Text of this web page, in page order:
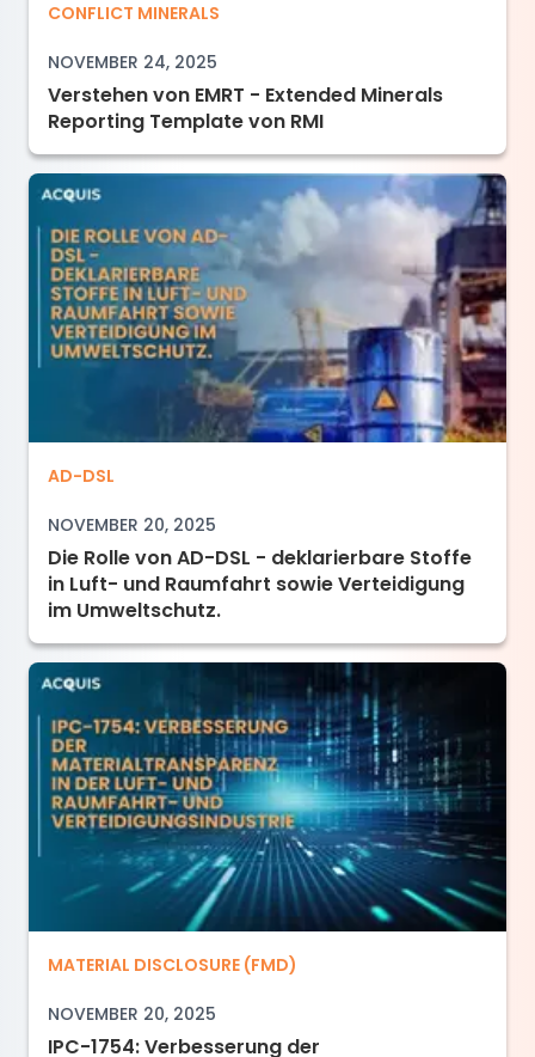
Verstehen von EMRT - Extended Minerals
CONFLICT MINERALS
NOVEMBER 24, 2025
Verstehen von EMRT - Extended Minerals
Reporting Template von RMI
Die Rolle von AD-DSL - deklarierbare Stoffe
AD-DSL
NOVEMBER 20, 2025
Die Rolle von AD-DSL - deklarierbare Stoffe
in Luft- und Raumfahrt sowie Verteidigung
im Umweltschutz.
IPC-1754: Verbesserung der
MATERIAL DISCLOSURE (FMD)
NOVEMBER 20, 2025
IPC-1754: Verbesserung der